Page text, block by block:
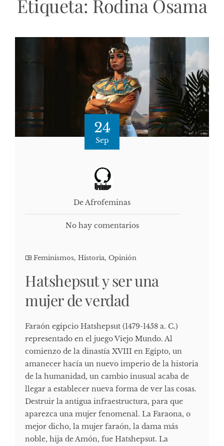
Etiqueta: Rodina Osama
24
Sep
De Afrofeminas
No hay comentarios
Feminismos, Historia, Opinión
Hatshepsut y ser una
mujer de verdad
Faraón egipcio Hatshepsut (1479-1458 a. C.)
representado en el juego Viejo Mundo. Al
comienzo de la dinastía XVIII en Egipto, un
amanecer hacía un nuevo imperio de la historia
de la humanidad, un cambio inusual acaba de
llegar a establecer nueva forma de ver las cosas.
Destruir la antigua infraestructura, para que
aparezca una mujer fenomenal. La Faraona, o
mejor dicho, la mujer faraón, la dama más
noble, hija de Amón, fue Hatshepsut. La